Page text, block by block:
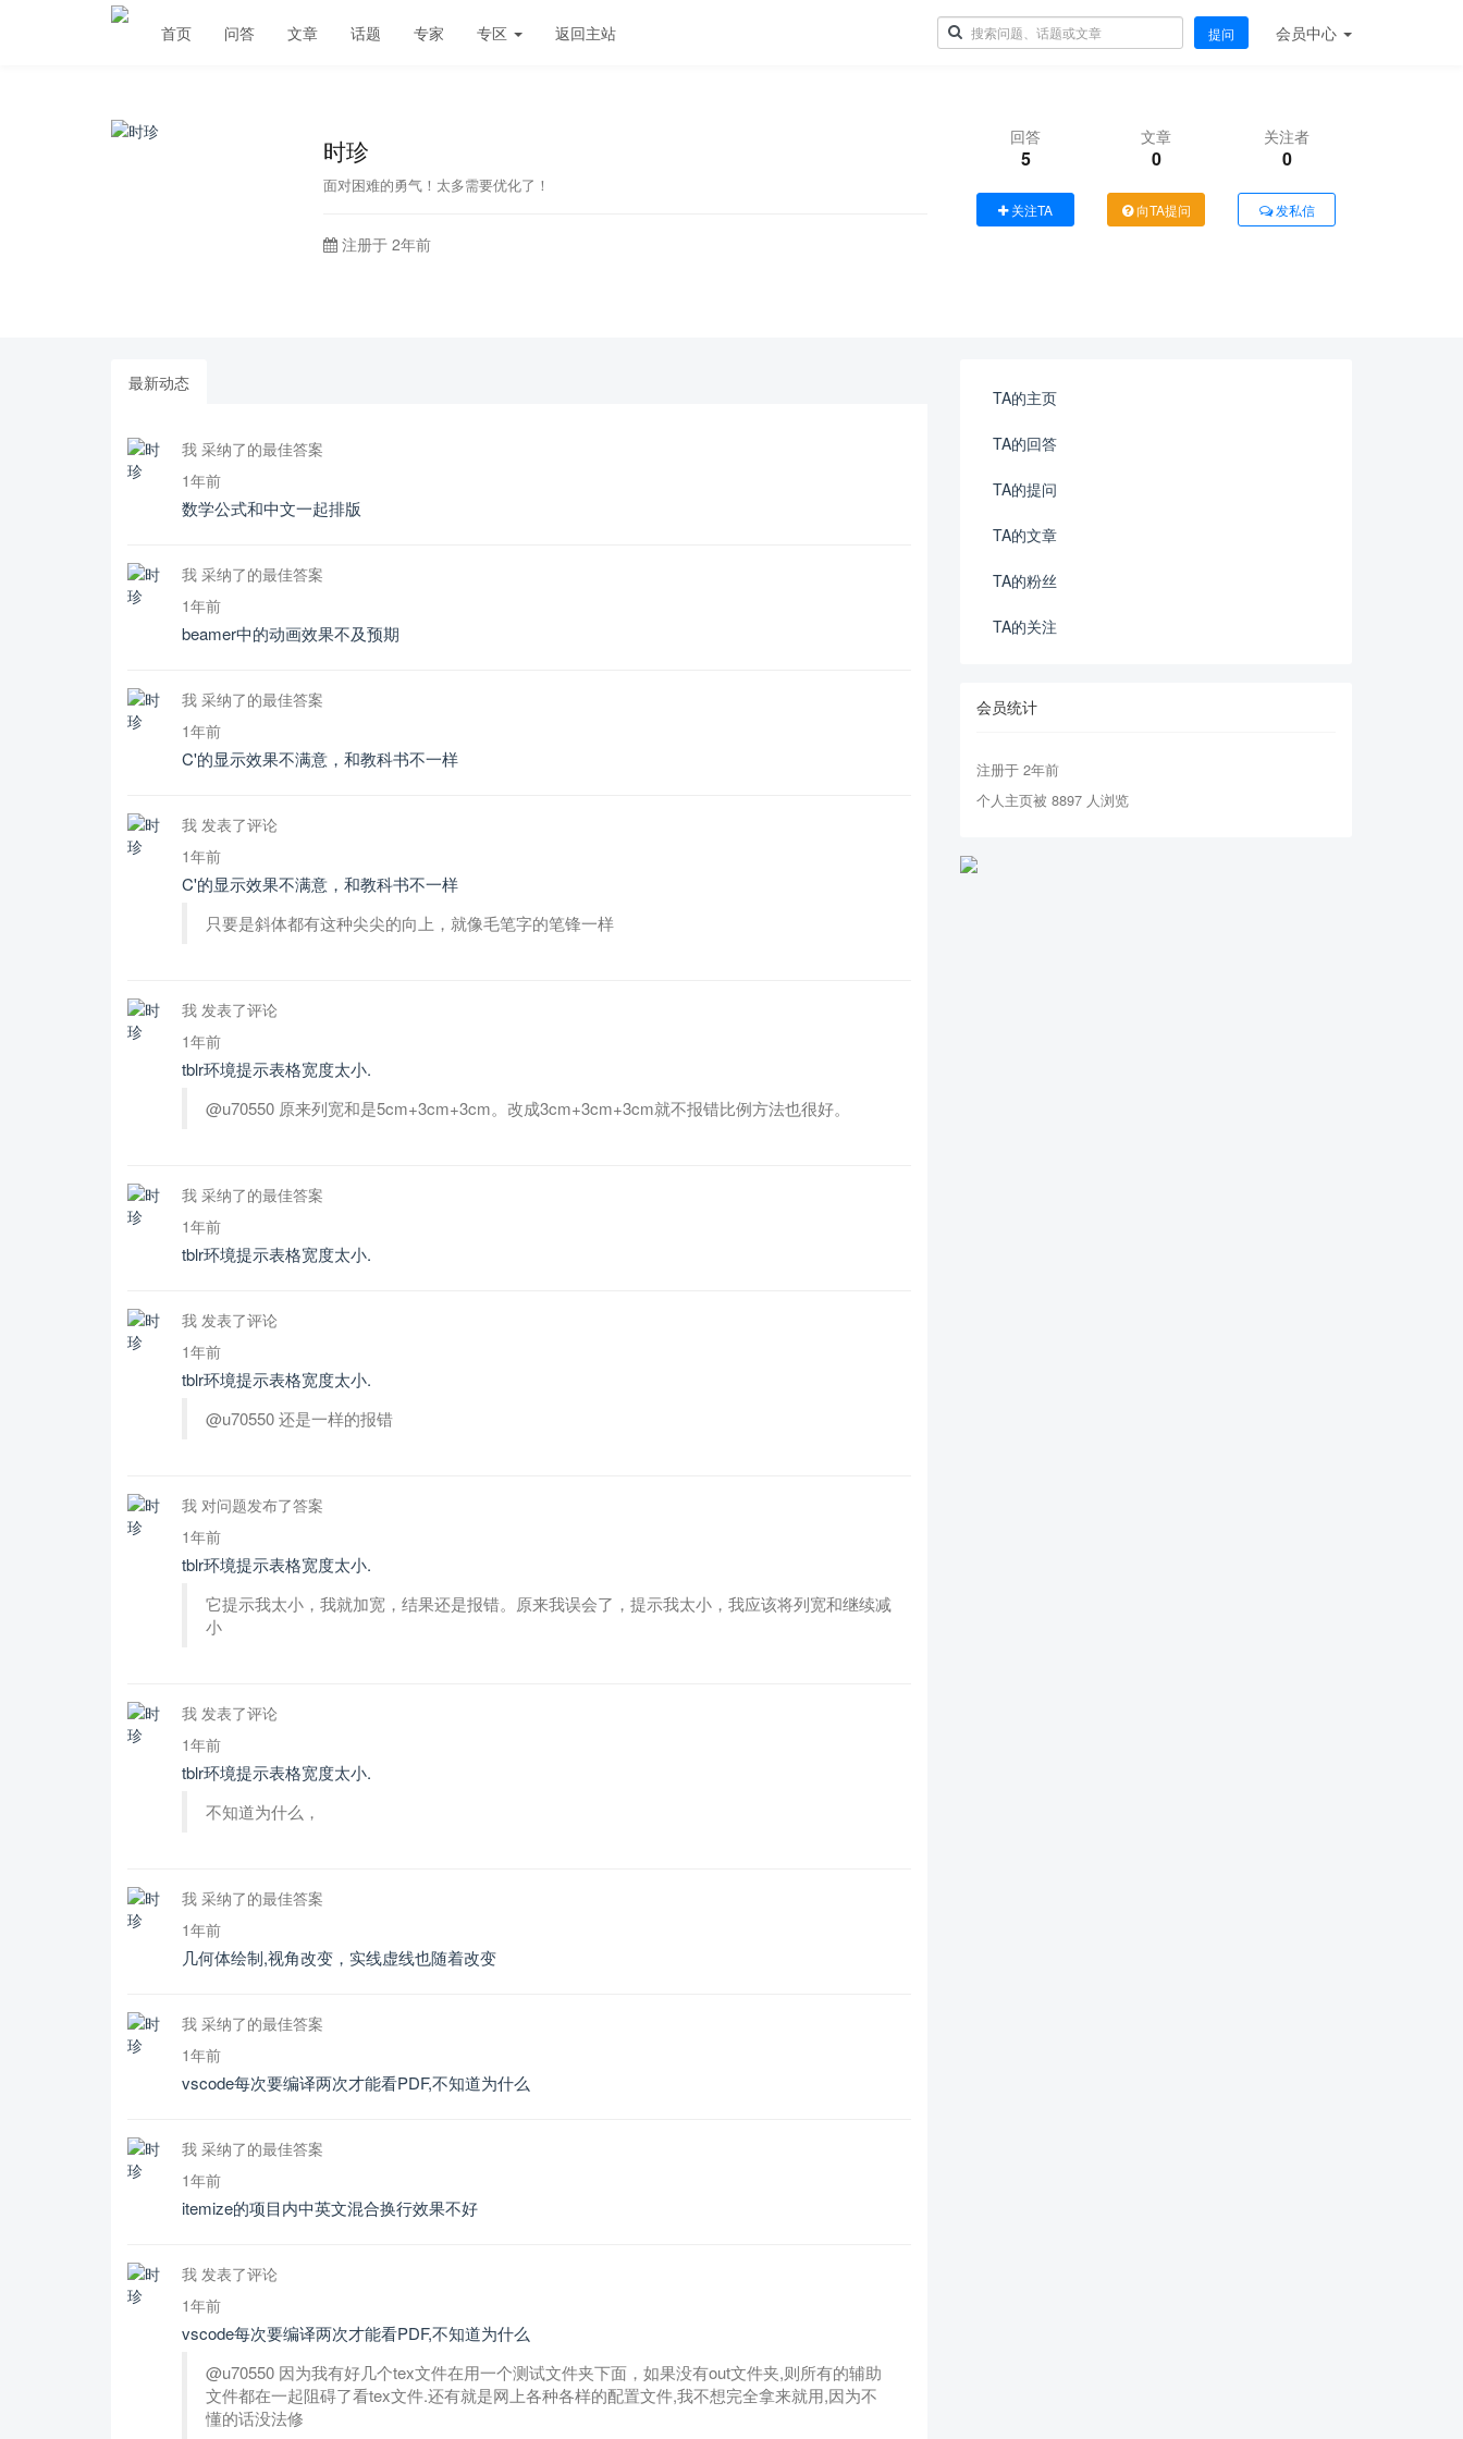
首页 问答 文章 话题 专家 专区 返回主站 提问 会员中心
时珍
面对困难的勇气！太多需要优化了！
注册于 2年前
回答
5
文章
0
关注者
0
关注TA 向TA提问 发私信
最新动态
我 采纳了的最佳答案
1年前
数学公式和中文一起排版
我 采纳了的最佳答案
1年前
beamer中的动画效果不及预期
我 采纳了的最佳答案
1年前
C'的显示效果不满意，和教科书不一样
我 发表了评论
1年前
C'的显示效果不满意，和教科书不一样
只要是斜体都有这种尖尖的向上，就像毛笔字的笔锋一样
我 发表了评论
1年前
tblr环境提示表格宽度太小.
@u70550 原来列宽和是5cm+3cm+3cm。改成3cm+3cm+3cm就不报错比例方法也很好。
我 采纳了的最佳答案
1年前
tblr环境提示表格宽度太小.
我 发表了评论
1年前
tblr环境提示表格宽度太小.
@u70550 还是一样的报错
我 对问题发布了答案
1年前
tblr环境提示表格宽度太小.
它提示我太小，我就加宽，结果还是报错。原来我误会了，提示我太小，我应该将列宽和继续减
小
我 发表了评论
1年前
tblr环境提示表格宽度太小.
不知道为什么，
我 采纳了的最佳答案
1年前
几何体绘制,视角改变，实线虚线也随着改变
我 采纳了的最佳答案
1年前
vscode每次要编译两次才能看PDF,不知道为什么
我 采纳了的最佳答案
1年前
itemize的项目内中英文混合换行效果不好
我 发表了评论
1年前
vscode每次要编译两次才能看PDF,不知道为什么
@u70550 因为我有好几个tex文件在用一个测试文件夹下面，如果没有out文件夹,则所有的辅助
文件都在一起阻碍了看tex文件.还有就是网上各种各样的配置文件,我不想完全拿来就用,因为不
懂的话没法修
TA的主页
TA的回答
TA的提问
TA的文章
TA的粉丝
TA的关注
会员统计
注册于 2年前
个人主页被 8897 人浏览